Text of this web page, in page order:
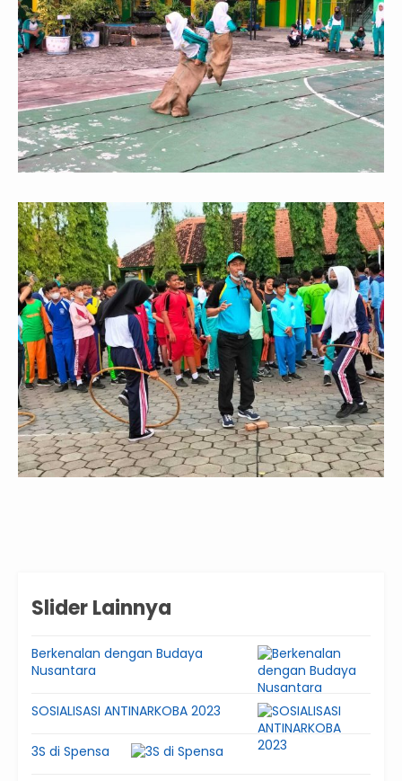
Slider Lainnya
Berkenalan dengan Budaya
Nusantara
SOSIALISASI ANTINARKOBA 2023
3S di Spensa